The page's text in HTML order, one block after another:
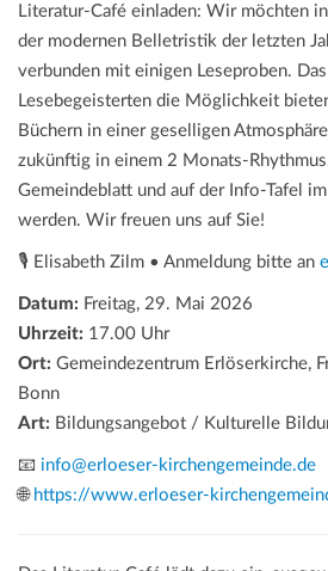
Literatur-Café einladen: Wir möchten
der modernen Belletristik der letzten
verbunden mit einigen Leseproben.
Lesebegeisterten die Möglichkeit
Büchern in einer geselligen
zukünftig in einem 2 Monats-
Gemeindeblatt und auf der Info-Tafel
werden. Wir freuen uns auf Sie!
🎙️ Elisabeth Zilm • Anmeldung bitte an
Datum: Freitag, 29. Mai 2026
Uhrzeit: 17.00 Uhr
Ort: Gemeindezentrum Erlöserkirche,
Bonn
Art: Bildungsangebot / Kulturelle
📧 info@erloeser-kirchengemeinde.de
🌐 https://www.erloeser-